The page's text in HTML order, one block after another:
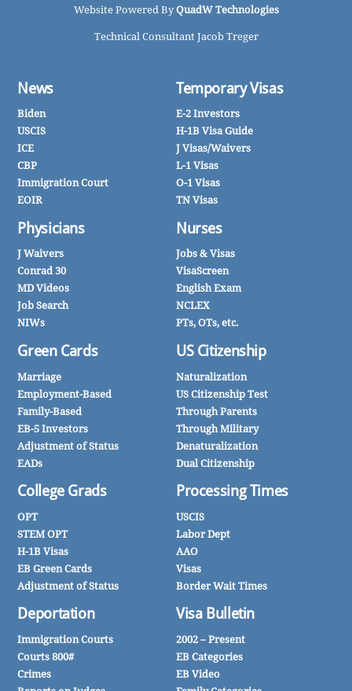
Website Powered ByQuadW Technologies
Technical Consultant Jacob Treger
News
Biden
USCIS
ICE
CBP
Immigration Court
EOIR
Physicians
J Waivers
Conrad 30
MD Videos
Job Search
NIWs
Green Cards
Marriage
Employment-Based
Family-Based
EB-5 Investors
Adjustment of Status
EADs
College Grads
OPT
STEM OPT
H-1B Visas
EB Green Cards
Adjustment of Status
Deportation
Immigration Courts
Courts 800#
Crimes
Temporary Visas
E-2 Investors
H-1B Visa Guide
J Visas/Waivers
L-1 Visas
O-1 Visas
TN Visas
Nurses
Jobs & Visas
VisaScreen
English Exam
NCLEX
PTs, OTs, etc.
US Citizenship
Naturalization
US Citizenship Test
Through Parents
Through Military
Denaturalization
Dual Citizenship
Processing Times
USCIS
Labor Dept
AAO
Visas
Border Wait Times
Visa Bulletin
2002 – Present
EB Categories
EB Video